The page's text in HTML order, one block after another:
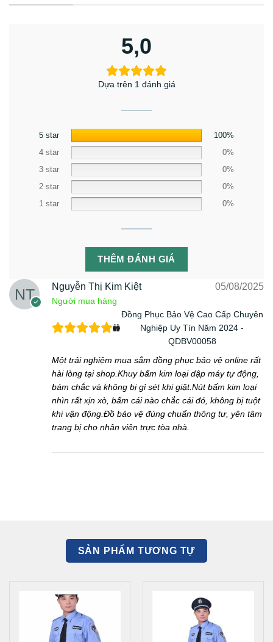
5,0
Dựa trên 1 đánh giá
5 star
100%
4 star
0%
3 star
0%
2 star
0%
1 star
0%
THÊM ĐÁNH GIÁ
Nguyễn Thị Kim Kiệt
Người mua hàng
05/08/2025
Đồng Phục Bảo Vệ Cao Cấp Chuyên
Nghiệp Uy Tín Năm 2024 -
QDBV00058
Một trải nghiệm mua sắm đồng phục bảo vệ online rất
hài lòng tại shop.Khuy bấm kim loại dập máy tự động,
bám chắc và không bị gỉ sét khi giặt.Nút bấm kim loại
nhìn rất xịn xò, bấm cái nào chắc cái đó, không bị tuột
khi vận động.Đồ bảo vệ đúng chuẩn thông tư, yên tâm
trang bị cho nhân viên trực tòa nhà.
SẢN PHẨM TƯƠNG TỰ